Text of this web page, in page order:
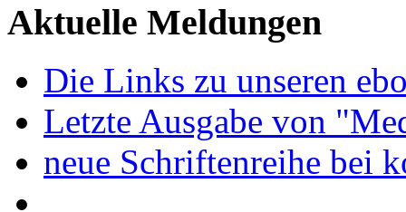
Aktuelle Meldungen
Die Links zu unseren
Letzte Ausgabe von
neue Schriftenreihe bei